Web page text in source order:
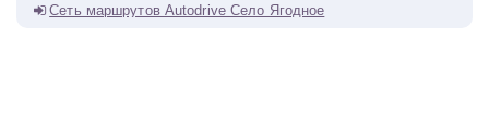
Сеть маршрутов Autodrive Село Ягодное